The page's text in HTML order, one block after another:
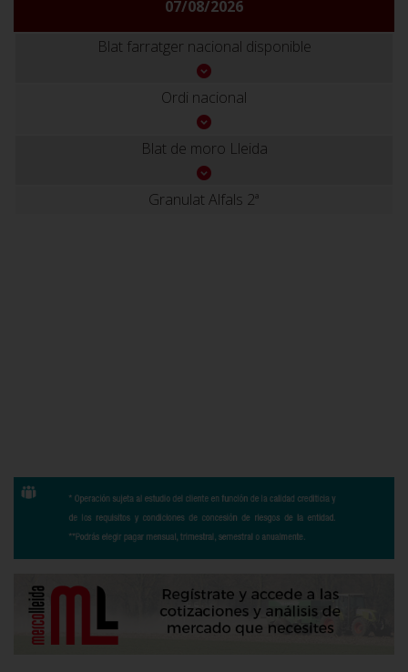
07/08/2026
Blat farratger nacional disponible
Ordi nacional
Blat de moro Lleida
Granulat Alfals 2ª